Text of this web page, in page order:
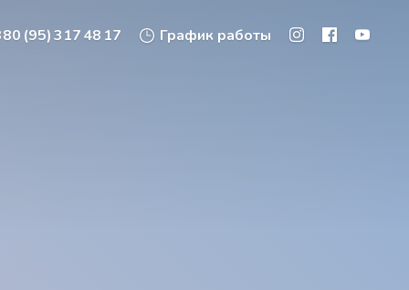
(95) 317 48 17 График работы